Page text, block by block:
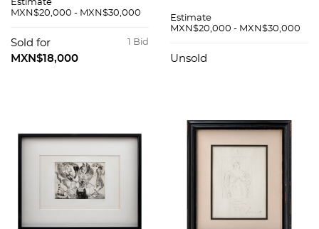
101 / 300 en papel
medidas totales
Estimate
MXN$20,000 - MXN$30,000
1 Bid
Sold for
MXN$18,000
aguafuerte,
46 / 120. 35 x 25 cm
Estimate
MXN$20,000 - MXN$30,000
Unsold